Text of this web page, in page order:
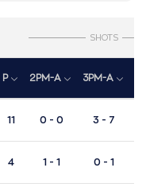
SHOTS
P 2PM-A 3PM-A
11 0 - 0 3 - 7
4 1 - 1 0 - 1